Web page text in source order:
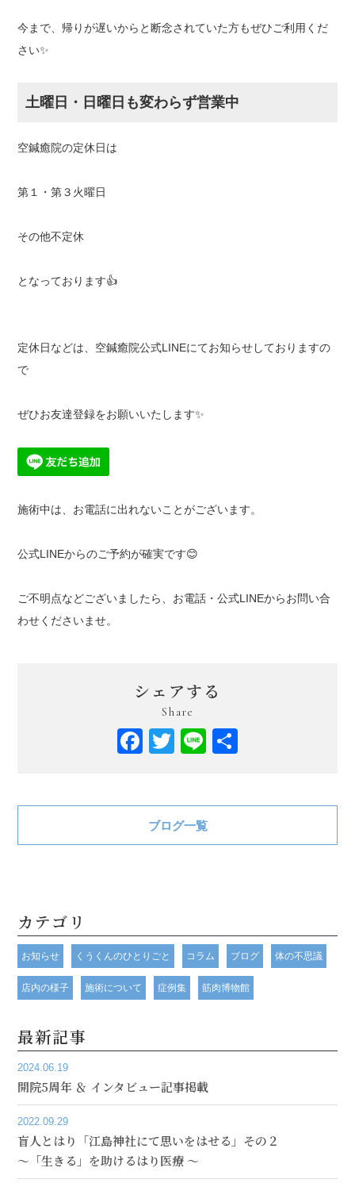
今まで、帰りが遅いからと断念されていた方もぜひご利用くだ
さい✨
土曜日・日曜日も変わらず営業中
空鍼癒院の定休日は
第１・第３火曜日
その他不定休
となっております👍
定休日などは、空鍼癒院公式LINEにてお知らせしておりますの
で
ぜひお友達登録をお願いいたします✨
施術中は、お電話に出れないことがございます。
公式LINEからのご予約が確実です😊
ご不明点などございましたら、お電話・公式LINEからお問い合
わせくださいませ。
シェアする
Share
Facebook
Twitter
Line
ブログ一覧
カテゴリ
お知らせ くうくんのひとりごと コラム ブログ 体の不思議
店内の様子 施術について 症例集 筋肉博物館
最新記事
2024.06.19
開院5周年 ＆ インタビュー記事掲載
2022.09.29
盲人とはり「江島神社にて思いをはせる」その２
～「生きる」を助けるはり医療 ～